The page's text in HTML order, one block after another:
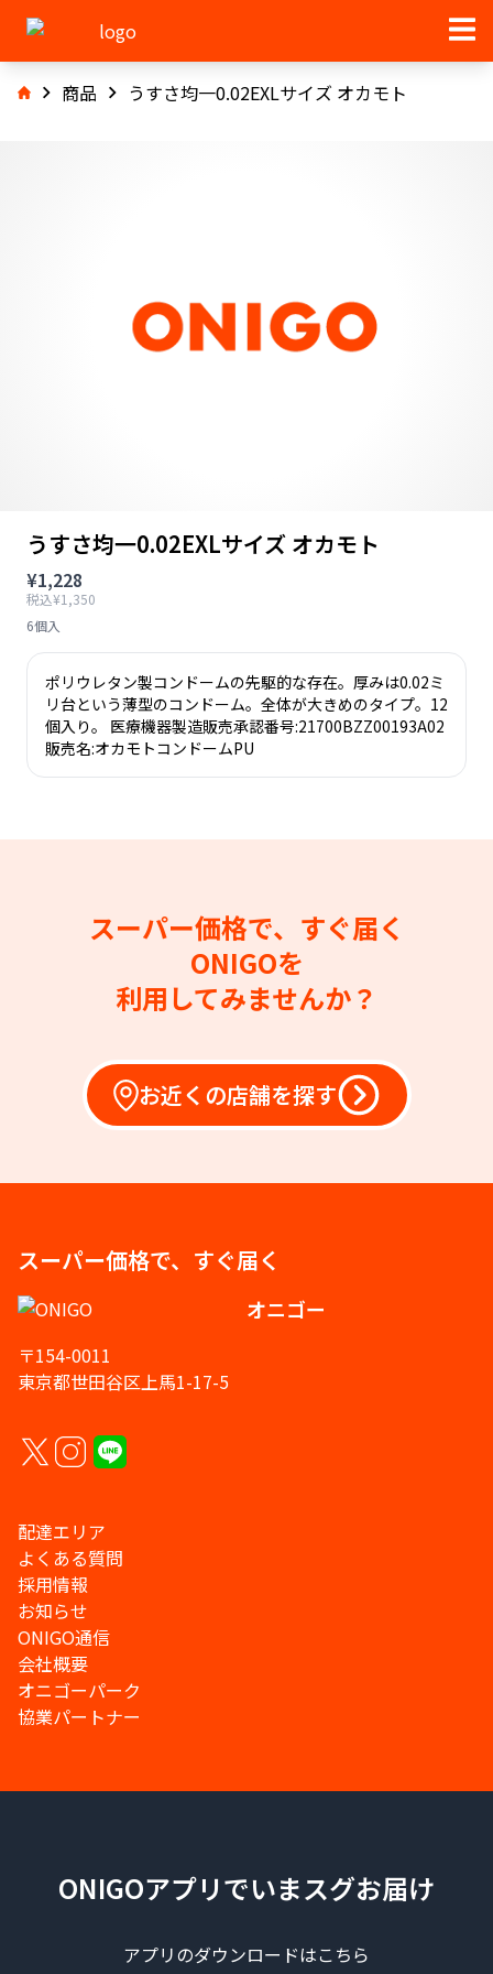
商品 うすさ均一0.02EXLサイズ オカモト
うすさ均一0.02EXLサイズ オカモト
¥1,228
税込¥1,350
6個入
ポリウレタン製コンドームの先駆的な存在。厚みは0.02ミ
リ台という薄型のコンドーム。全体が大きめのタイプ。12
個入り。 医療機器製造販売承認番号:21700BZZ00193A02
販売名:オカモトコンドームPU
スーパー価格で、すぐ届く
ONIGOを
利用してみませんか？
お近くの店舗を探す
スーパー価格で、すぐ届く
オニゴー
〒154-0011
東京都世田谷区上馬1-17-5
配達エリア
よくある質問
採用情報
お知らせ
ONIGO通信
会社概要
オニゴーパーク
協業パートナー
ONIGOアプリでいまスグお届け
アプリのダウンロードはこちら